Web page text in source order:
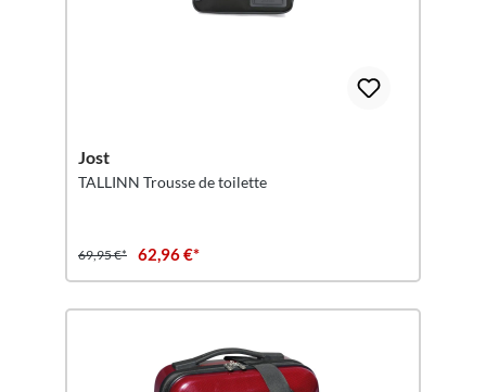
Jost
TALLINN Trousse de toilette
69,95 €* 62,96 €*